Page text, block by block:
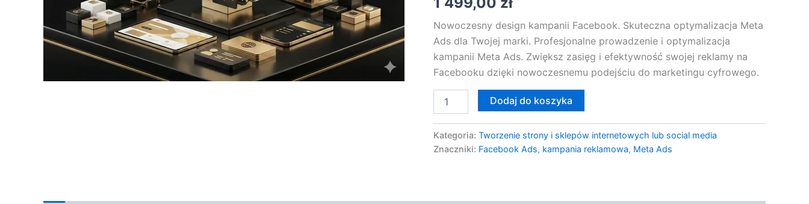
Nowoczesny design kampanii Facebook. Skuteczna optymalizacja Meta
Ads dla Twojej marki. Profesjonalne prowadzenie i optymalizacja
kampanii Meta Ads. Zwiększ zasięg i efektywność swojej reklamy na
Facebooku dzięki nowoczesnemu podejściu do marketingu cyfrowego.
Ads
Dodaj do koszyka
Kategoria: Tworzenie strony i sklepów internetowych lub social media
Znaczniki: Facebook Ads, kampania reklamowa, Meta Ads